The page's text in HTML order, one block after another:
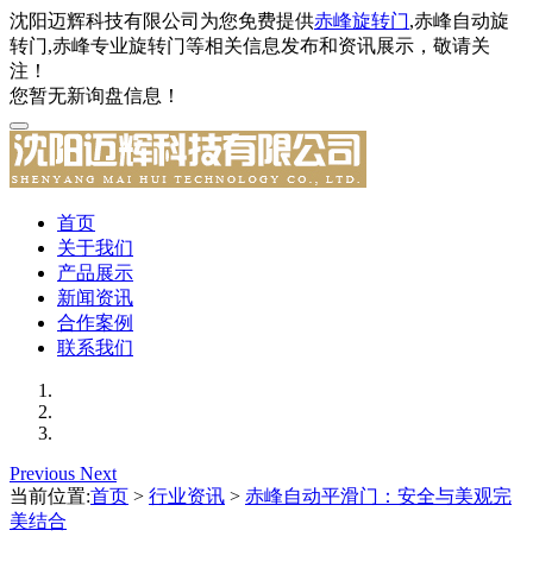
沈阳迈辉科技有限公司为您免费提供赤峰旋转门,赤峰自动旋
转门,赤峰专业旋转门等相关信息发布和资讯展示，敬请关
注！
您暂无新询盘信息！
首页
关于我们
产品展示
新闻资讯
合作案例
联系我们
Previous Next
当前位置:首页 > 行业资讯 > 赤峰自动平滑门：安全与美观完
美结合